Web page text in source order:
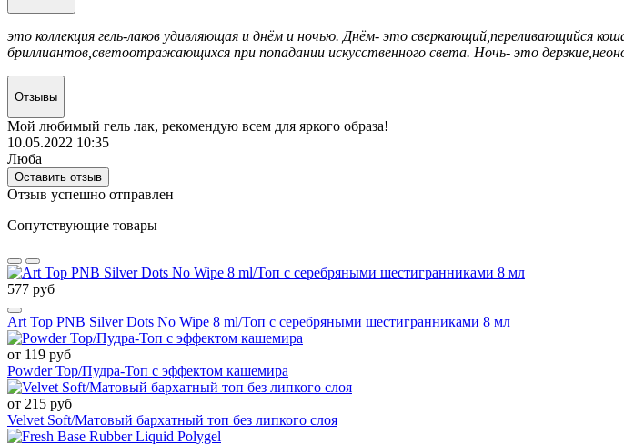
это коллекция гель-лаков удивляющая и днём и ночью. Днём- это сверкающий,переливающийся
бриллиантов,светоотражающихся при попадании искусственного света. Ночь- это
Отзывы
Мой любимый гель лак, рекомендую всем для яркого образа!
10.05.2022 10:35
Люба
Оставить отзыв
Отзыв успешно отправлен
Сопутствующие товары
577 руб
Art Top PNB Silver Dots No Wipe 8 ml/Топ с серебряными шестигранниками 8 мл
от 119 руб
Powder Top/Пудра-Топ с эффектом кашемира
от 215 руб
Velvet Soft/Матовый бархатный топ без липкого слоя